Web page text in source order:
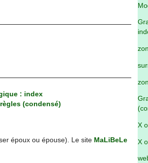
: index
(condensé)
époux ou épouse). Le site MaLiBeLe
X
X